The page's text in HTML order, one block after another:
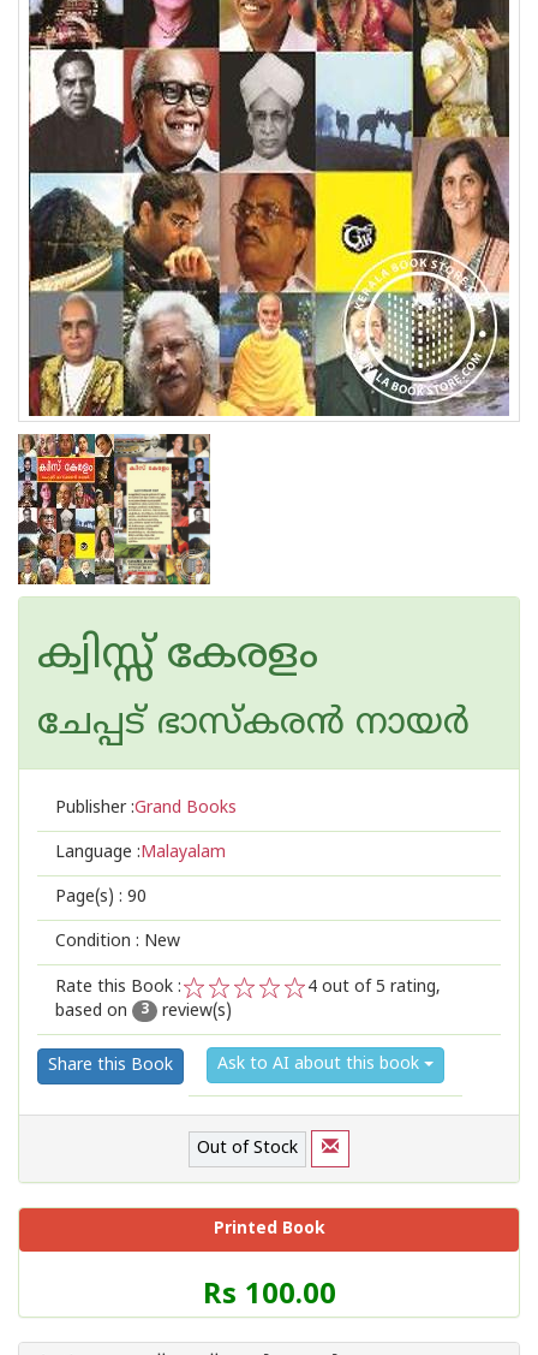
ക്വിസ്സ് കേരളം
ചേപ്പട് ഭാസ്കരന്‍ നായര്‍
Publisher :Grand Books
Language :Malayalam
Page(s) : 90
Condition : New
Rate this Book :
2
1
4 out of 5 rating,
based on
3 review(s)
Share this Book Ask to AI about this book
Out of Stock
Printed Book
Price
of
Rs 100.00